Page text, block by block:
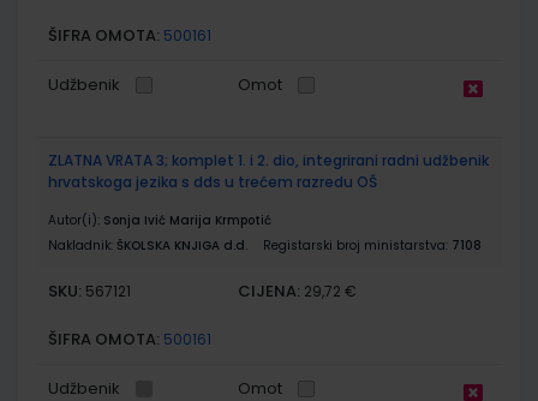
ŠIFRA OMOTA: 500161
Udžbenik Omot
ZLATNA VRATA 3; komplet 1. i 2. dio, integrirani radni udžbenik
hrvatskoga jezika s dds u trećem razredu OŠ
Autor(i): Sonja Ivić Marija Krmpotić
Nakladnik: ŠKOLSKA KNJIGA d.d. Registarski broj ministarstva: 7108
SKU: 567121 CIJENA: 29,72 €
ŠIFRA OMOTA: 500161
Udžbenik Omot